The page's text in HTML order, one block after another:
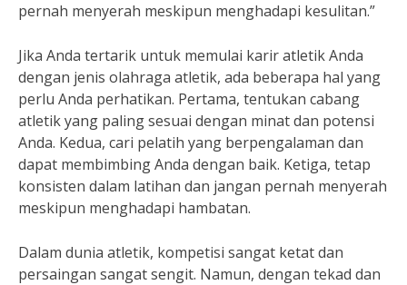
pernah menyerah meskipun menghadapi kesulitan.”
Jika Anda tertarik untuk memulai karir atletik Anda
dengan jenis olahraga atletik, ada beberapa hal yang
perlu Anda perhatikan. Pertama, tentukan cabang
atletik yang paling sesuai dengan minat dan potensi
Anda. Kedua, cari pelatih yang berpengalaman dan
dapat membimbing Anda dengan baik. Ketiga, tetap
konsisten dalam latihan dan jangan pernah menyerah
meskipun menghadapi hambatan.
Dalam dunia atletik, kompetisi sangat ketat dan
persaingan sangat sengit. Namun, dengan tekad dan